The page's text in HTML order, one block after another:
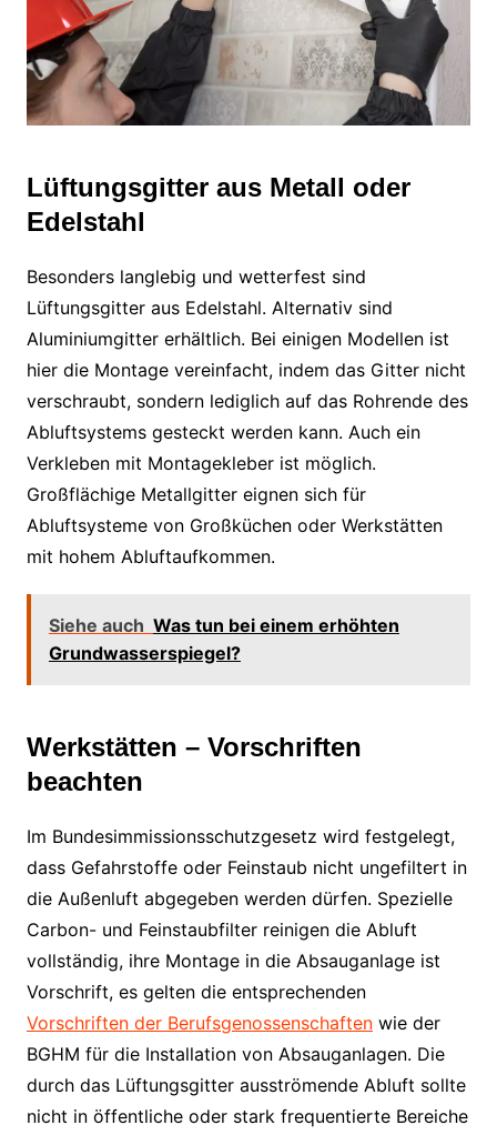
Lüftungsgitter aus Metall oder
Edelstahl
Besonders langlebig und wetterfest sind
Lüftungsgitter aus Edelstahl. Alternativ sind
Aluminiumgitter erhältlich. Bei einigen Modellen ist
hier die Montage vereinfacht, indem das Gitter nicht
verschraubt, sondern lediglich auf das Rohrende des
Abluftsystems gesteckt werden kann. Auch ein
Verkleben mit Montagekleber ist möglich.
Großflächige Metallgitter eignen sich für
Abluftsysteme von Großküchen oder Werkstätten
mit hohem Abluftaufkommen.
Siehe auch Was tun bei einem erhöhten
Grundwasserspiegel?
Werkstätten – Vorschriften
beachten
Im Bundesimmissionsschutzgesetz wird festgelegt,
dass Gefahrstoffe oder Feinstaub nicht ungefiltert in
die Außenluft abgegeben werden dürfen. Spezielle
Carbon- und Feinstaubfilter reinigen die Abluft
vollständig, ihre Montage in die Absauganlage ist
Vorschrift, es gelten die entsprechenden
Vorschriften der Berufsgenossenschaftenwie der
BGHM für die Installation von Absauganlagen. Die
durch das Lüftungsgitter ausströmende Abluft sollte
nicht in öffentliche oder stark frequentierte Bereiche